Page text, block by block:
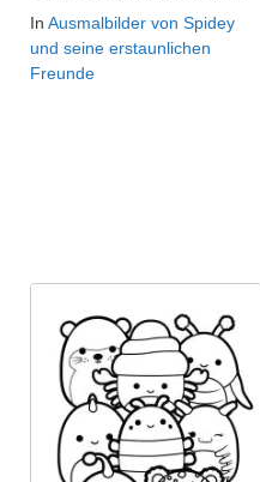
In Ausmalbilder von Spidey
und seine erstaunlichen
Freunde